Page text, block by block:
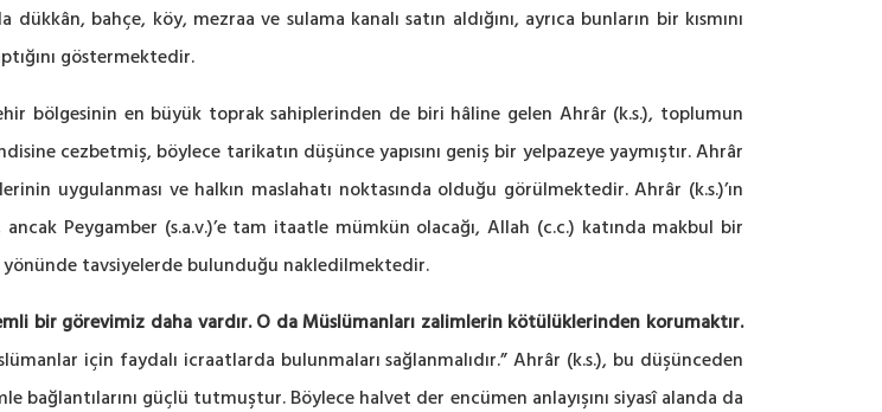
bahçe, köy, mezraa ve sulama kanalı satın aldığını, ayrıca bunların bir kısmını
göstermektedir.
bölgesinin en büyük toprak sahiplerinden de biri hâline gelen Ahrâr (k.s.), toplumun
cezbetmiş, böylece tarikatın düşünce yapısını geniş bir yelpazeye yaymıştır. Ahrâr
uygulanması ve halkın maslahatı noktasında olduğu görülmektedir. Ahrâr (k.s.)’ın
Peygamber (s.a.v.)’e tam itaatle mümkün olacağı, Allah (c.c.) katında makbul bir
tavsiyelerde bulunduğu nakledilmektedir.
bir görevimiz daha vardır. O da Müslümanları zalimlerin kötülüklerinden korumaktır.
için faydalı icraatlarda bulunmaları sağlanmalıdır.” Ahrâr (k.s.), bu düşünceden
güçlü tutmuştur. Böylece halvet der encümen anlayışını siyasî alanda da